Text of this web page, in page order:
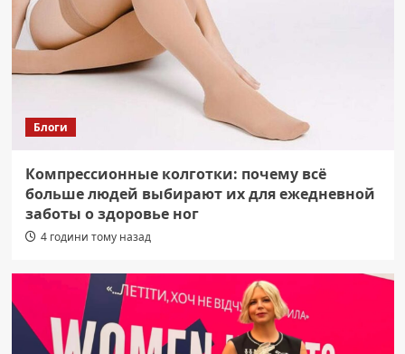
Блоги
Компрессионные колготки: почему всё
больше людей выбирают их для ежедневной
заботы о здоровье ног
4 години тому назад